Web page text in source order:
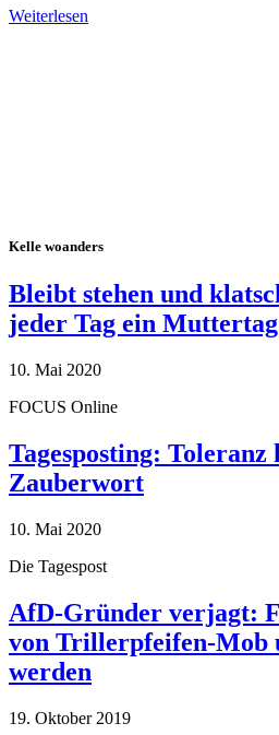
Weiterlesen
Kelle woanders
Bleibt stehen und
jeder Tag ein
10. Mai 2020
FOCUS Online
Tagesposting: Toleranz
Zauberwort
10. Mai 2020
Die Tagespost
AfD-Gründer verjagt:
von Trillerpfeifen-Mob
werden
19. Oktober 2019